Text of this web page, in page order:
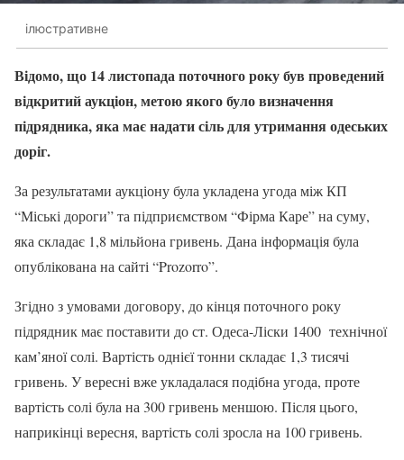
ілюстративне
Відомо, що 14 листопада поточного року був проведений
відкритий аукціон, метою якого було визначення
підрядника, яка має надати сіль для утримання одеських
доріг.
За результатами аукціону була укладена угода між КП
“Міські дороги” та підприємством “Фірма Каре” на суму,
яка складає 1,8 мільйона гривень. Дана інформація була
опублікована на сайті “Prozorro”.
Згідно з умовами договору, до кінця поточного року
підрядник має поставити до ст. Одеса-Ліски 1400 технічної
кам’яної солі. Вартість однієї тонни складає 1,3 тисячі
гривень. У вересні вже укладалася подібна угода, проте
вартість солі була на 300 гривень меншою. Після цього,
наприкінці вересня, вартість солі зросла на 100 гривень.